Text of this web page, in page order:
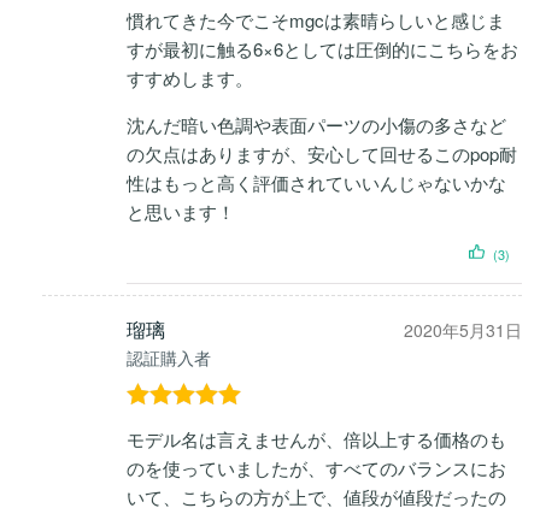
慣れてきた今でこそmgcは素晴らしいと感じま
すが最初に触る6×6としては圧倒的にこちらをお
すすめします。
沈んだ暗い色調や表面パーツの小傷の多さなど
の欠点はありますが、安心して回せるこのpop耐
性はもっと高く評価されていいんじゃないかな
と思います！
(3)
瑠璃
認証購入者
2020年5月31日
の
評価
モデル名は言えませんが、倍以上する価格のも
のを使っていましたが、すべてのバランスにお
いて、こちらの方が上で、値段が値段だったの